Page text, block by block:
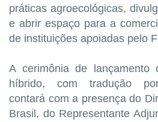
práticas agroecológicas,
e abrir espaço para a
de instituições apoiadas pelo
A cerimônia de lançamento
híbrido, com tradução
contará com a presença do
Brasil, do Representante